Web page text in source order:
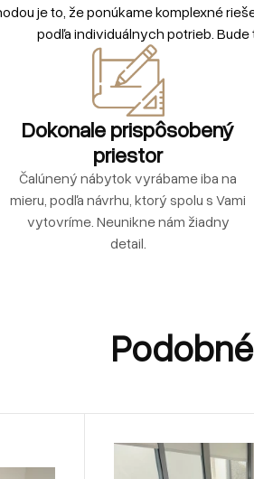
je to, že ponúkame komplexné
podľa individuálnych potrieb.
Dokonale prispôsobený
priestor
Čalúnený nábytok vyrábame iba na
mieru, podľa návrhu, ktorý spolu s Vami
vytovríme. Neunikne nám žiadny
detail.